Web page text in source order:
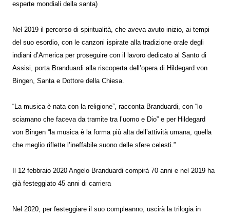
esperte mondiali della santa)
Nel 2019 il percorso di spiritualità, che aveva avuto inizio, ai tempi
del suo esordio, con le canzoni ispirate alla tradizione orale degli
indiani d’America per proseguire con il lavoro dedicato al Santo di
Assisi, porta Branduardi alla riscoperta dell’opera di Hildegard von
Bingen, Santa e Dottore della Chiesa.
“La musica è nata con la religione”, racconta Branduardi, con “lo
sciamano che faceva da tramite tra l’uomo e Dio” e per Hildegard
von Bingen “la musica è la forma più alta dell’attività umana, quella
che meglio riflette l’ineffabile suono delle sfere celesti.”
Il 12 febbraio 2020 Angelo Branduardi compirà 70 anni e nel 2019 ha
già festeggiato 45 anni di carriera
Nel 2020, per festeggiare il suo compleanno, uscirà la trilogia in